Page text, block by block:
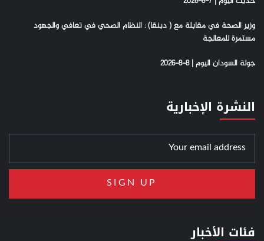
وزير الصحة في مقابلة مع ( دبنقا) : النظام الصحي في تعافي والجهود
مستمرة للمعالجة
جولة السودان اليوم | 8-8-2026
النشرة الإخبارية
فئات الأخبار